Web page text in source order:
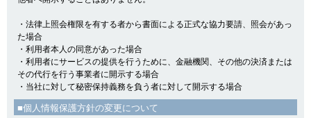
・法律上照会権限を有する者から書面による正式な協力要請、照会があっ
た場合
・利用者本人の同意があった場合
・利用者にサービスの提供を行うために、金融機関、その他の決済または
その代行を行う事業者に開示する場合
・当社に対して秘密保持義務を負う者に対して開示する場合
■個人情報保護方針の変更について